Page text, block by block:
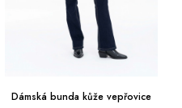
Dámská bunda kůže vepřovice